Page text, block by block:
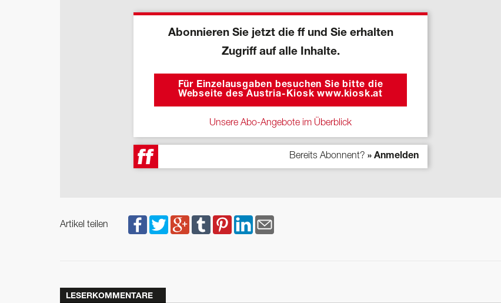
Abonnieren Sie jetzt die ff und Sie erhalten
Zugriff auf alle Inhalte.
Für Einzelausgaben besuchen Sie bitte die
Webseite des Austria-Kiosk www.kiosk.at
Unsere Abo-Angebote im Überblick
Bereits Abonnent? » Anmelden
Artikel teilen
LESERKOMMENTARE